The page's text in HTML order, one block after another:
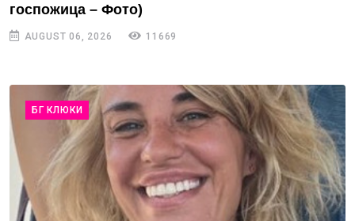
госпожица – Фото)
AUGUST 06, 2026 11669
БГ КЛЮКИ